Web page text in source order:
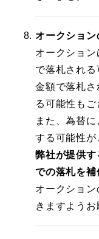
オークショ
オークショ
で落札され
金額で落札
る可能性もご
また、為替
する可能性が
弊社が提供
での落札を
オークショ
きますようお